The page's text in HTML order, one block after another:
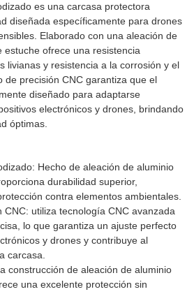
es una carcasa protectora
diseñada específicamente para drones
Elaborado con una aleación de
estuche ofrece una resistencia
livianas y resistencia a la corrosión y el
de precisión CNC garantiza que el
diseñado para adaptarse
electrónicos y drones, brindando
óptimas.
Hecho de aleación de aluminio
durabilidad superior,
contra elementos ambientales.
CNC: utiliza tecnología CNC avanzada
lo que garantiza un ajuste perfecto
y drones y contribuye al
carcasa.
construcción de aleación de aluminio
una excelente protección sin